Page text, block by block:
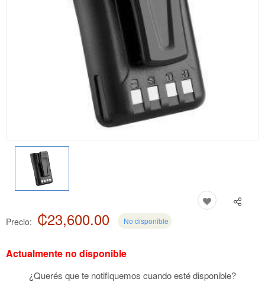
Precio: ₡23,600.00 No disponible
Actualmente no disponible
¿Querés que te notifiquemos cuando esté disponible?